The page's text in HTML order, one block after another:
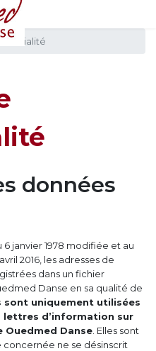
données
6 janvier 1978 modifiée et au
2016, les adresses de
dans un fichier
Danse en sa qualité de
sont uniquement utilisées
lettres d’information sur
Ouedmed Danse . Elles sont
ne se désinscrit